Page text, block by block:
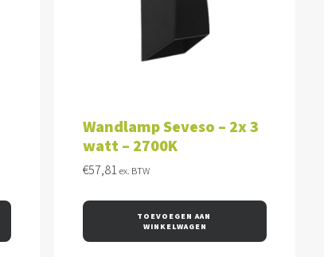
Wandlamp Seveso – 2x 3
watt – 2700K
€57,81 ex. BTW
TOEVOEGEN AAN
WINKELWAGEN